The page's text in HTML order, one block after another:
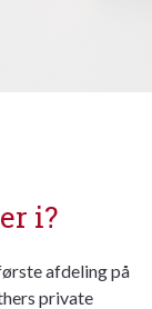
i?
afdeling på
private